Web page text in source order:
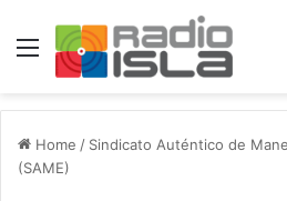
Menu
Home / Sindicato Auténtico de
(SAME)